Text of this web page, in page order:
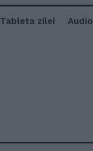
Tableta zilei Audio